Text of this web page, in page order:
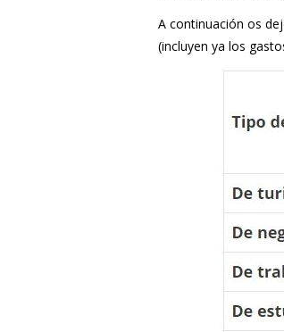
A continuación os
(incluyen ya los